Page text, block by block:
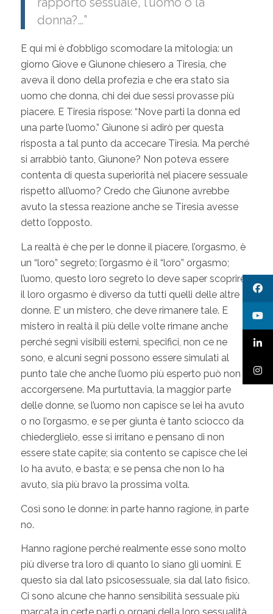
donna?…”
E qui mi è d’obbligo scomodare la mitologia: un
giorno Giove e Giunone chiesero a Tiresia, che
aveva il dono della profezia e che era stato sia
uomo che donna, chi dei due sessi provasse più
piacere. E Tiresia rispose: “Nove parti la donna ed
una parte l’uomo.” Giunone si adirò per questa
risposta a tal punto da accecare Tiresia. Ma perché
si arrabbiò tanto, Giunone? Non poteva essere
contenta di questa superiorità nel piacere sessuale
rispetto all’uomo? Credo che Giunone avrebbe
avuto la stessa reazione anche se Tiresia avesse
detto l’opposto.
La realtà è che per le donne il piacere, l’orgasmo, è
un “loro” segreto; l’orgasmo è il “loro” orgasmo;
l’uomo, questo loro segreto lo deve saper scoprire;
il loro orgasmo è diverso da tutti quelli delle altre
donne. E’ un mistero, che deve rimanere tale. E
mistero in realtà il più delle volte rimane anche
perché segni visibili esterni, specifici, non ce ne
sono, e alcuni segni possono essere simulati al
punto tale che anche l’uomo più esperto può non
accorgersene. Ma purtuttavia, la maggior parte
delle donne, se l’uomo non capisce se lei ha avuto
o no l’orgasmo, e se per giunta è tanto sciocco da
chiederglielo, esse si irritano e pensano di non
essere state capite; sia contento se capisce che lei
lo ha avuto, e basta; e se pensa che non lo ha
avuto, sia più bravo la prossima volta.
Così sono le donne: in parte hanno ragione, in parte
no.
Hanno ragione perché realmente esse sono molto
più diverse tra loro di quanto lo siano gli uomini. E
questo sia dal lato psicosessuale, sia dal lato fisico.
Ci sono alcune che hanno sensibilità sessuale più